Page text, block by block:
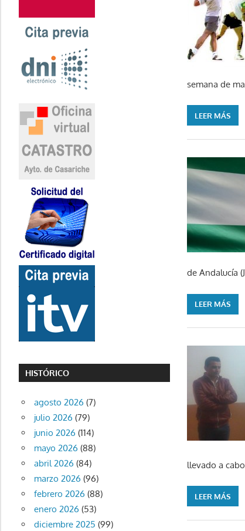
semana de
LEER MÁS
de Andalucía
LEER MÁS
llevado a
LEER MÁS
HISTÓRICO
agosto 2026 (7)
julio 2026 (79)
junio 2026 (114)
mayo 2026 (88)
abril 2026 (84)
marzo 2026 (96)
febrero 2026 (88)
enero 2026 (53)
diciembre 2025 (99)